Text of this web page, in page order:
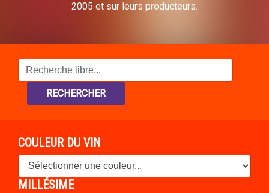
2005 et sur leurs producteurs.
RECHERCHER
COULEUR DU VIN
MILLÉSIME